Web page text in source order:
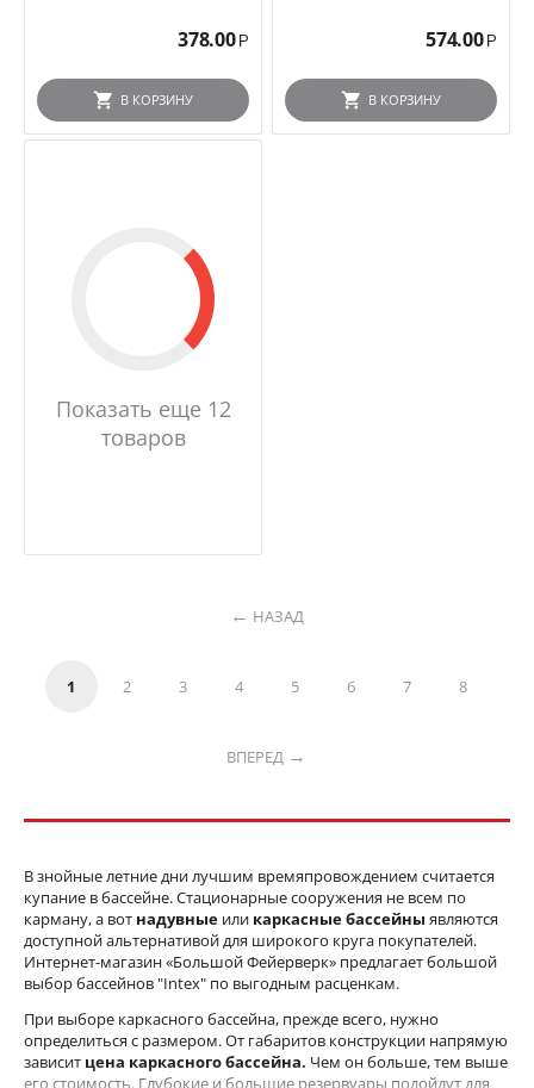
378.00 Р
В КОРЗИНУ
574.00 Р
В КОРЗИНУ
Показать еще 12
товаров
НАЗАД
1 2 3 4 5 6 7 8
ВПЕРЕД
В знойные летние дни лучшим времяпровождением считается
купание в бассейне. Стационарные сооружения не всем по
карману, а вот надувные или каркасные бассейны являются
доступной альтернативой для широкого круга покупателей.
Интернет-магазин «Большой Фейерверк» предлагает большой
выбор бассейнов "Intex" по выгодным расценкам.
При выборе каркасного бассейна, прежде всего, нужно
определиться с размером. От габаритов конструкции напрямую
зависит цена каркасного бассейна. Чем он больше, тем выше
его стоимость. Глубокие и большие резервуары подойдут для